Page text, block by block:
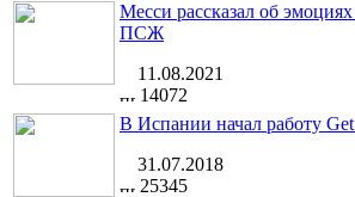
Месси рассказал об
ПСЖ
11.08.2021
14072
В Испании начал работу
31.07.2018
25345